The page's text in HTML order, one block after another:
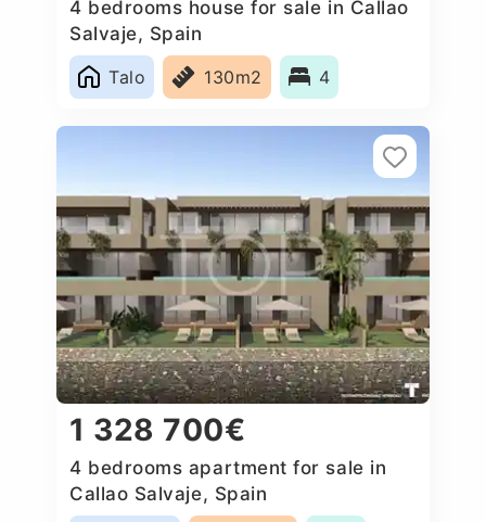
4 bedrooms house for sale in Callao
Salvaje, Spain
Talo
130m2 4
1 328 700€
4 bedrooms apartment for sale in
Callao Salvaje, Spain